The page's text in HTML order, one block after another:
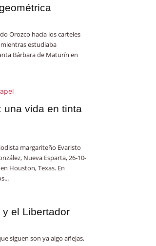
Orozco hacía los carteles
estudiaba
Bárbara de Maturín en
una vida en tinta
margariteño Evaristo
Nueva Esparta, 26-10-
Houston, Texas. En
el Libertador
siguen son ya algo añejas,